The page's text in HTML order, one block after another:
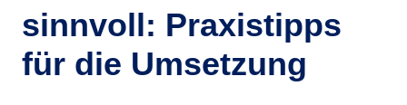
sinnvoll: Praxistipps
für die Umsetzung